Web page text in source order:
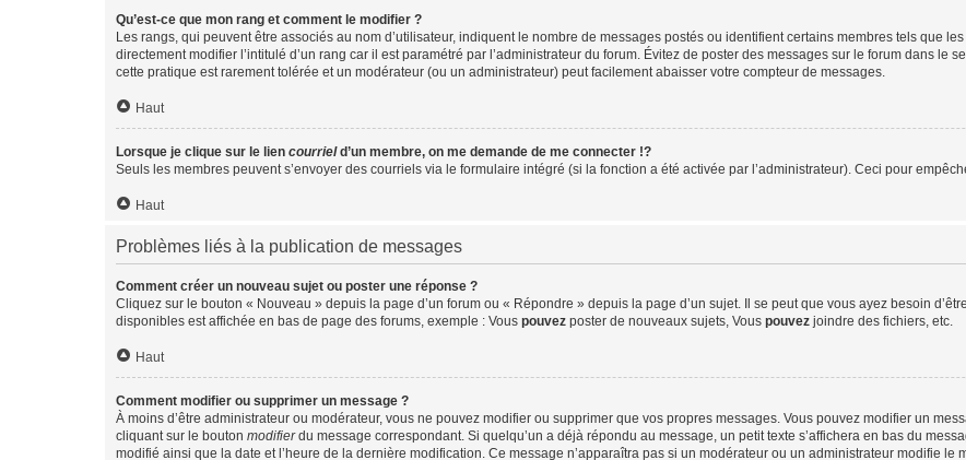
Qu’est-ce que mon rang et comment le modifier ?
Les rangs, qui peuvent être associés au nom d’utilisateur, indiquent le nombre de messages postés ou identifient certains membres tels que
directement modifier l’intitulé d’un rang car il est paramétré par l’administrateur du forum. Évitez de poster des messages sur le forum dans le
cette pratique est rarement tolérée et un modérateur (ou un administrateur) peut facilement abaisser votre compteur de messages.
Haut
Lorsque je clique sur le lien courrield’un membre, on me demande de me connecter !?
Seuls les membres peuvent s’envoyer des courriels via le formulaire intégré (si la fonction a été activée par l’administrateur). Ceci pour
Haut
Problèmes liés à la publication de messages
Comment créer un nouveau sujet ou poster une réponse ?
Cliquez sur le bouton « Nouveau » depuis la page d’un forum ou « Répondre » depuis la page d’un sujet. Il se peut que vous ayez besoin
disponibles est affichée en bas de page des forums, exemple : Vous pouvez poster de nouveaux sujets, Vous pouvez joindre des fichiers, etc.
Haut
Comment modifier ou supprimer un message ?
À moins d’être administrateur ou modérateur, vous ne pouvez modifier ou supprimer que vos propres messages. Vous pouvez modifier un
cliquant sur le bouton modifierdu message correspondant. Si quelqu’un a déjà répondu au message, un petit texte s’affichera en bas du
modifié ainsi que la date et l’heure de la dernière modification. Ce message n’apparaîtra pas si un modérateur ou un administrateur modifie